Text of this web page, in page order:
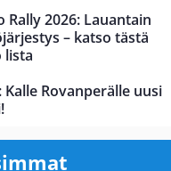
Rally 2026: Lauantain
– katso tästä
lista
Kalle Rovanperälle uusi